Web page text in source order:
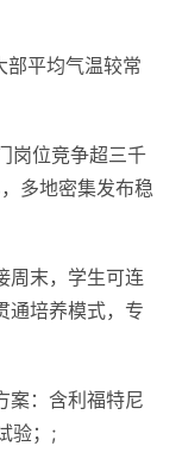
部平均气温较常
岗位竞争超三千
多地密集发布稳
周末，学生可连
通培养模式，专
案：含利福特尼
验；;